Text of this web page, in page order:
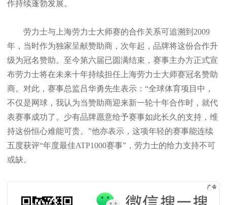
作持续蓬勃发展。
劳力士与上海劳力士大师赛的合作关系可追溯到2009
年，当时作为独家呈献赞助商，次年起，品牌将这份合作升
级为冠名赞助。至今第六届已圆满结束，赛事主办方正式宣
布劳力士将在未来十年持续担任上海劳力士大师赛冠名赞助
商。对此，赛事总监吕华勇先生表示：“全球体育项目中，
不仅是网球，我认为当赞助商迎来新一轮十年合作时，就代
表赛事成功了。少有品牌愿意给予赛事如此长久的支持，维
持这份恒心难能可贵。”他亦表示，这项年轻的赛事能连续
五度获评“年度最佳ATP1000赛事”，劳力士的给力支持不可
或缺。